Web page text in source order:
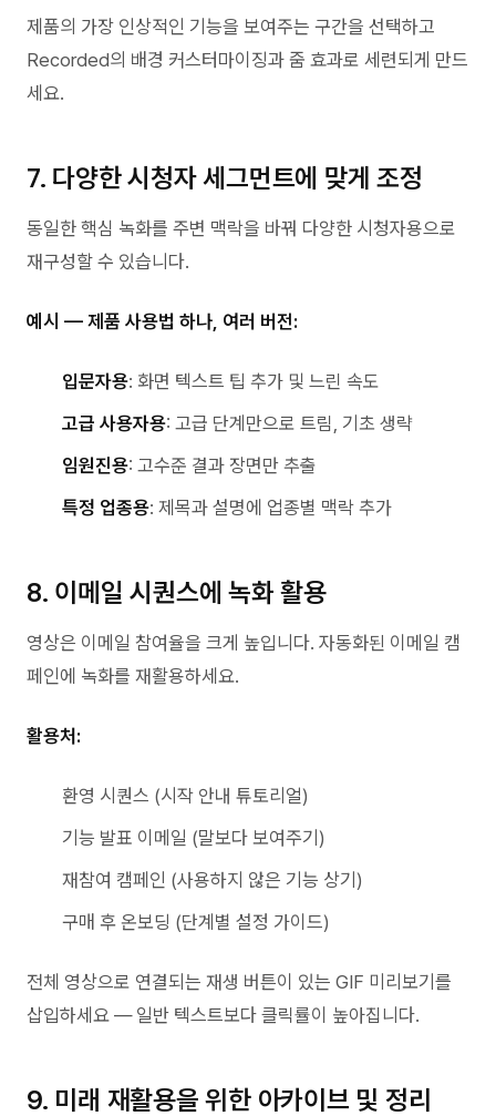
제품의 가장 인상적인 기능을 보여주는 구간을 선택하고
Recorded의 배경 커스터마이징과 줌 효과로 세련되게 만드
세요.
7. 다양한 시청자 세그먼트에 맞게 조정
동일한 핵심 녹화를 주변 맥락을 바꿔 다양한 시청자용으로
재구성할 수 있습니다.
예시 — 제품 사용법 하나, 여러 버전:
입문자용: 화면 텍스트 팁 추가 및 느린 속도
고급 사용자용: 고급 단계만으로 트림, 기초 생략
임원진용: 고수준 결과 장면만 추출
특정 업종용: 제목과 설명에 업종별 맥락 추가
8. 이메일 시퀀스에 녹화 활용
영상은 이메일 참여율을 크게 높입니다. 자동화된 이메일 캠
페인에 녹화를 재활용하세요.
활용처:
환영 시퀀스 (시작 안내 튜토리얼)
기능 발표 이메일 (말보다 보여주기)
재참여 캠페인 (사용하지 않은 기능 상기)
구매 후 온보딩 (단계별 설정 가이드)
전체 영상으로 연결되는 재생 버튼이 있는 GIF 미리보기를
삽입하세요 — 일반 텍스트보다 클릭률이 높아집니다.
9. 미래 재활용을 위한 아카이브 및 정리